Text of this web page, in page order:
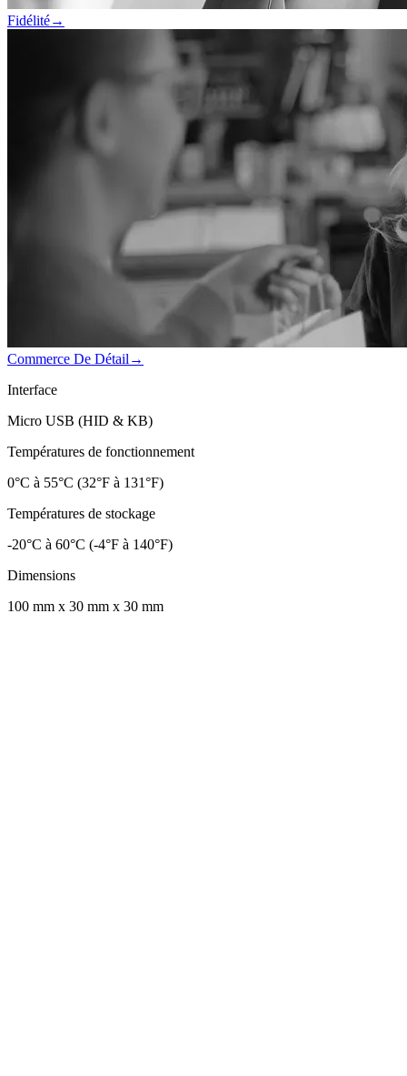
Fidélité→
Commerce De Détail →
Interface
Micro USB (HID & KB)
Températures de fonctionnement
0°C à 55°C (32°F à 131°F)
Températures de stockage
-20°C à 60°C (-4°F à 140°F)
Dimensions
100 mm x 30 mm x 30 mm